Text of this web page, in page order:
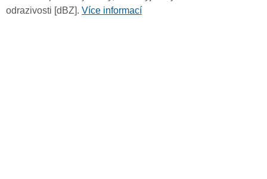
odrazivosti [dBZ]. Více informací